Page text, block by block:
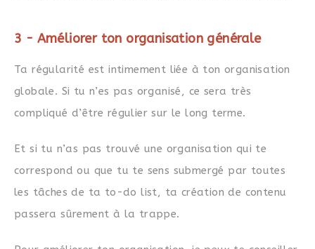
3 - Améliorer ton organisation générale
Ta régularité est intimement liée à ton organisation
globale. Si tu n’es pas organisé, ce sera très
compliqué d’être régulier sur le long terme.
Et si tu n’as pas trouvé une organisation qui te
correspond ou que tu te sens submergé par toutes
les tâches de ta to-do list, ta création de contenu
passera sûrement à la trappe.